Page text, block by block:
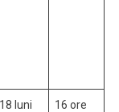
18 luni
16 ore